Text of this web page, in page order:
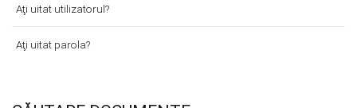
Aţi uitat utilizatorul?
Aţi uitat parola?